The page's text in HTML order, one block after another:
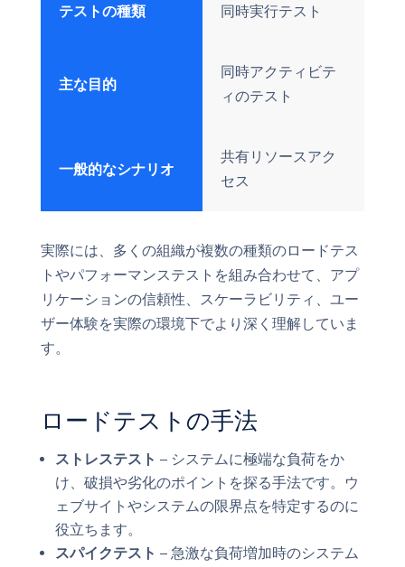
テストの種類 同時実行テスト
主な目的
同時アクティビテ
ィのテスト
一般的なシナリオ
共有リソースアク
セス
実際には、多くの組織が複数の種類のロードテス
トやパフォーマンステストを組み合わせて、アプ
リケーションの信頼性、スケーラビリティ、ユー
ザー体験を実際の環境下でより深く理解していま
す。
ロードテストの手法
ストレステスト – システムに極端な負荷をか
け、破損や劣化のポイントを探る手法です。ウ
ェブサイトやシステムの限界点を特定するのに
役立ちます。
スパイクテスト – 急激な負荷増加時のシステム